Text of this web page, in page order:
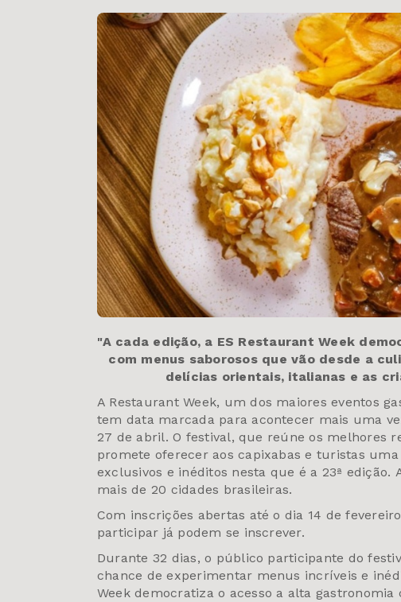
"A cada edição, a ES Restaurant Week
com menus saborosos que vão desde a
delícias orientais, italianas e as
A Restaurant Week, um dos maiores eventos
tem data marcada para acontecer mais uma
27 de abril. O festival, que reúne os melhores
promete oferecer aos capixabas e turistas
exclusivos e inéditos nesta que é a 23ª edição.
mais de 20 cidades brasileiras.
Com inscrições abertas até o dia 14 de
participar já podem se inscrever.
Durante 32 dias, o público participante do
chance de experimentar menus incríveis e
Week democratiza o acesso a alta